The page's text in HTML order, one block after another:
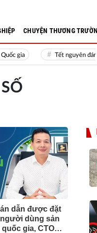
gia Tết nguyên đán
CHUYỆN THƯƠNG
dẫn được đặt
người dùng sản
quốc gia, CTO